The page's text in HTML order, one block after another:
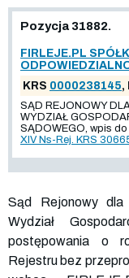
Pozycja 31882.
FIRLEJE.PL
KRS 0000238145,
SĄD REJONOWY
WYDZIAŁ
SĄDOWEGO, wpis
XIV Ns-Rej. KRS
Sąd Rejonowy
Wydział
postępowania o
Rejestru bez